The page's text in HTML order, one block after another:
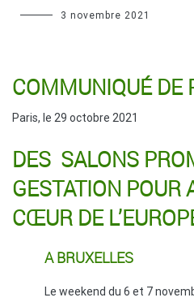
3 novembre 2021
COMMUNIQUÉ DE
Paris, le 29 octobre 2021
DES SALONS
GESTATION POUR
CŒUR DE
A BRUXELLES
Le weekend du 6 et 7